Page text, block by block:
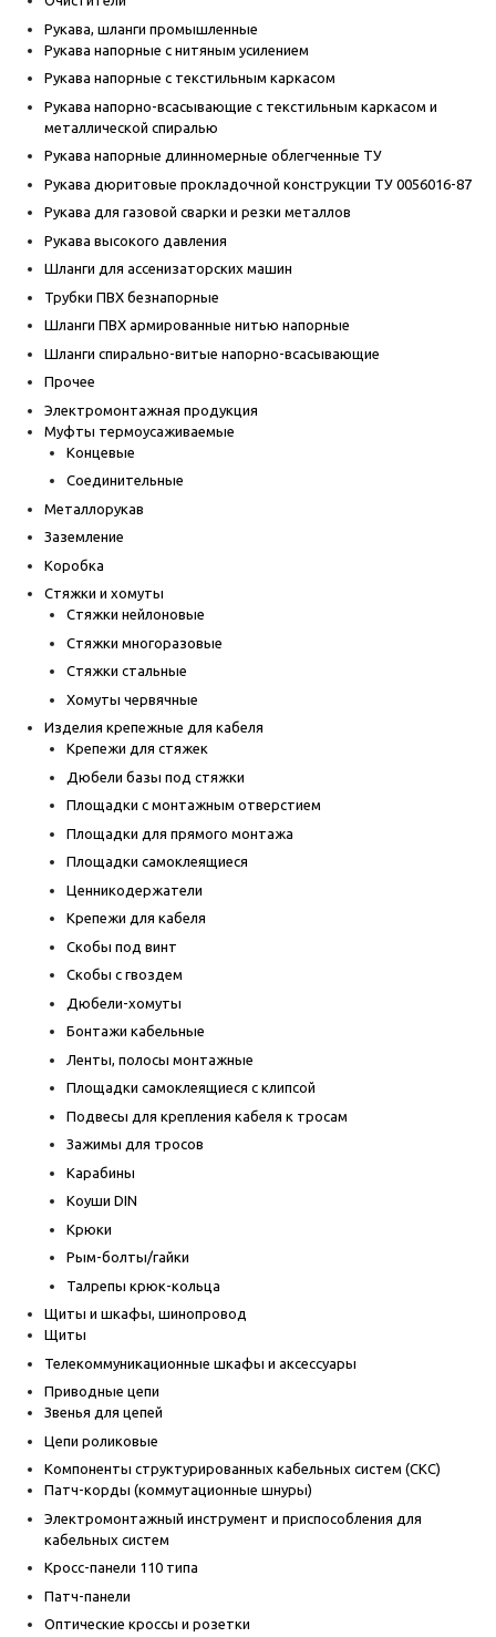
Рукава, шланги промышленные
Рукава напорные с нитяным усилением
Рукава напорные с текстильным каркасом
Рукава напорно-всасывающие с текстильным каркасом и
металлической спиралью
Рукава напорные длинномерные облегченные ТУ
Рукава дюритовые прокладочной конструкции ТУ 0056016-87
Рукава для газовой сварки и резки металлов
Рукава высокого давления
Шланги для ассенизаторских машин
Трубки ПВХ безнапорные
Шланги ПВХ армированные нитью напорные
Шланги спирально-витые напорно-всасывающие
Прочее
Электромонтажная продукция
Муфты термоусаживаемые
Концевые
Соединительные
Металлорукав
Заземление
Коробка
Стяжки и хомуты
Стяжки нейлоновые
Стяжки многоразовые
Стяжки стальные
Хомуты червячные
Изделия крепежные для кабеля
Крепежи для стяжек
Дюбели базы под стяжки
Площадки с монтажным отверстием
Площадки для прямого монтажа
Площадки самоклеящиеся
Ценникодержатели
Крепежи для кабеля
Скобы под винт
Скобы с гвоздем
Дюбели-хомуты
Бонтажи кабельные
Ленты, полосы монтажные
Площадки самоклеящиеся с клипсой
Подвесы для крепления кабеля к тросам
Зажимы для тросов
Карабины
Коуши DIN
Крюки
Рым-болты/гайки
Талрепы крюк-кольца
Щиты и шкафы, шинопровод
Щиты
Телекоммуникационные шкафы и аксессуары
Приводные цепи
Звенья для цепей
Цепи роликовые
Компоненты структурированных кабельных систем (СКС)
Патч-корды (коммутационные шнуры)
Электромонтажный инструмент и приспособления для
кабельных систем
Кросс-панели 110 типа
Патч-панели
Оптические кроссы и розетки